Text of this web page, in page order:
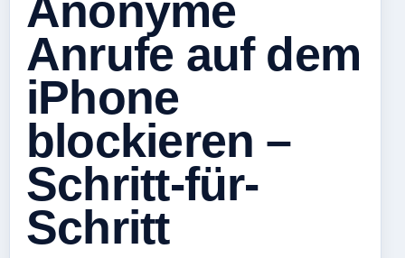
Anonyme
Anrufe auf dem
iPhone
blockieren –
Schritt-für-
Schritt